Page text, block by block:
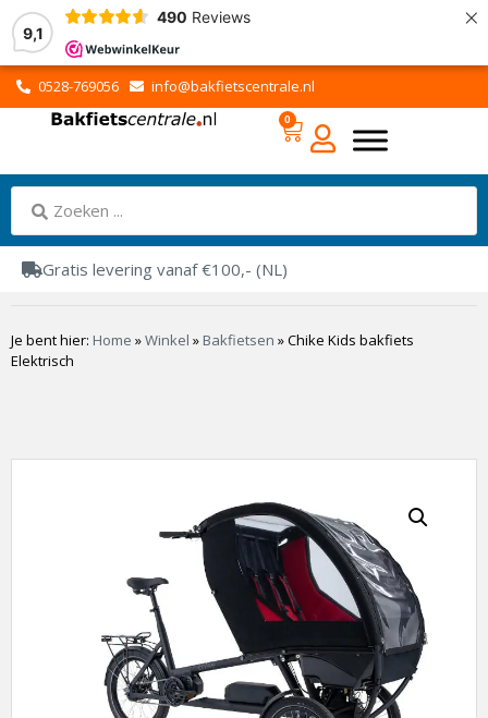
9,1
490 Reviews ×
0528-769056 info@bakfietscentrale.nl
0
Gratis levering vanaf €100,- (NL)
Je bent hier: Home »Winkel » Bakfietsen »Chike Kids bakfiets
Elektrisch